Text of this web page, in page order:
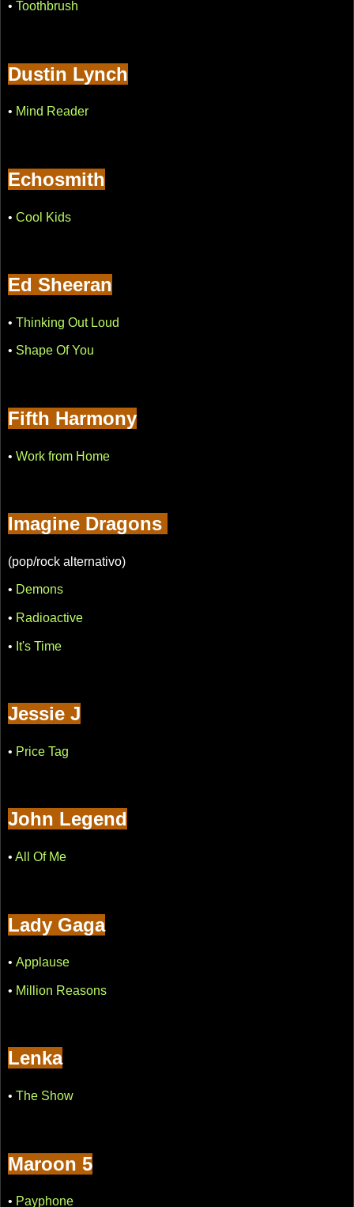
• Toothbrush
Dustin Lynch
• Mind Reader
Echosmith
• Cool Kids
Ed Sheeran
• Thinking Out Loud
• Shape Of You
Fifth Harmony
• Work from Home
Imagine Dragons
(pop/rock alternativo)
• Demons
• Radioactive
• It's Time
Jessie J
• Price Tag
John Legend
• All Of Me
Lady Gaga
• Applause
• Million Reasons
Lenka
• The Show
Maroon 5
• Payphone